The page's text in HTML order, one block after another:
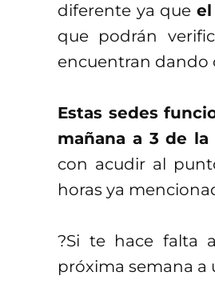
diferente ya que
que podrán
encuentran dando
Estas sedes
mañana a 3 de
con acudir al
horas ya
?Si te hace falta
próxima semana a